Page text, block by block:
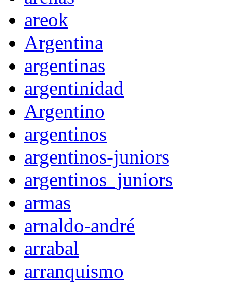
areok
Argentina
argentinas
argentinidad
Argentino
argentinos
argentinos-juniors
argentinos_juniors
armas
arnaldo-andré
arrabal
arranquismo